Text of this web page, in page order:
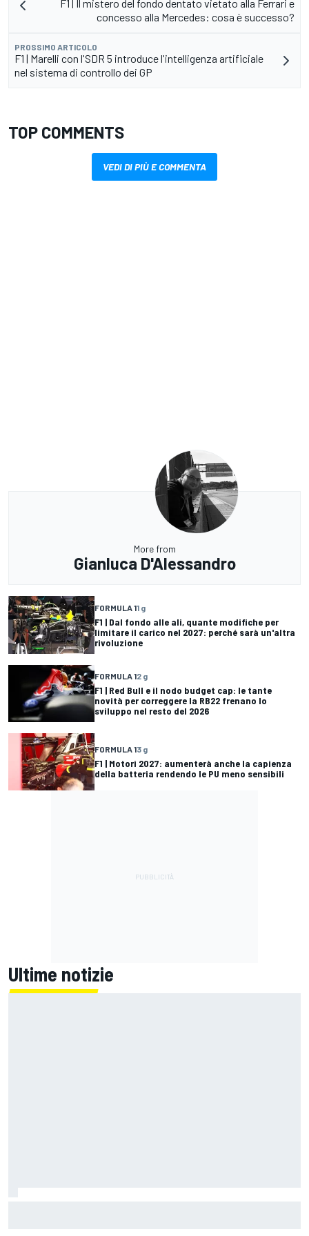
F1 | Il mistero del fondo dentato vietato alla Ferrari e
concesso alla Mercedes: cosa è successo?
PROSSIMO ARTICOLO
F1 | Marelli con l'SDR 5 introduce l'intelligenza artificiale
nel sistema di controllo dei GP
TOP COMMENTS
VEDI DI PIÙ E COMMENTA
More from
Gianluca D'Alessandro
FORMULA 11 g
F1 | Dal fondo alle ali, quante modifiche per
limitare il carico nel 2027: perché sarà un'altra
rivoluzione
FORMULA 12 g
F1 | Red Bull e il nodo budget cap: le tante
novità per correggere la RB22 frenano lo
sviluppo nel resto del 2026
FORMULA 13 g
F1 | Motori 2027: aumenterà anche la capienza
della batteria rendendo le PU meno sensibili
Ultime notizie